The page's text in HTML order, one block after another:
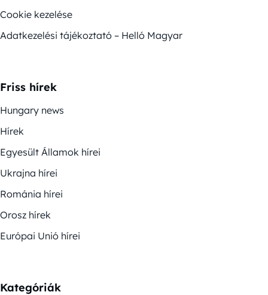
Cookie kezelése
Adatkezelési tájékoztató – Helló Magyar
Friss hírek
Hungary news
Hírek
Egyesült Államok hírei
Ukrajna hírei
Románia hírei
Orosz hírek
Európai Unió hírei
Kategóriák